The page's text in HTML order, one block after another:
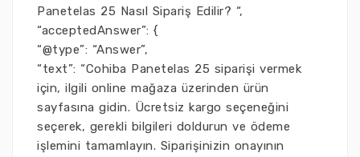
Panetelas 25 Nasıl Sipariş Edilir? “,
“acceptedAnswer”: {
“@type”: “Answer”,
“text”: “Cohiba Panetelas 25 siparişi vermek
için, ilgili online mağaza üzerinden ürün
sayfasına gidin. Ücretsiz kargo seçeneğini
seçerek, gerekli bilgileri doldurun ve ödeme
işlemini tamamlayın. Siparişinizin onayının